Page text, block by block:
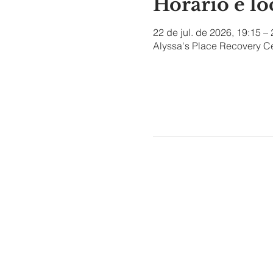
Horário e
22 de jul. de 2026, 19:15 –
Alyssa's Place Recovery